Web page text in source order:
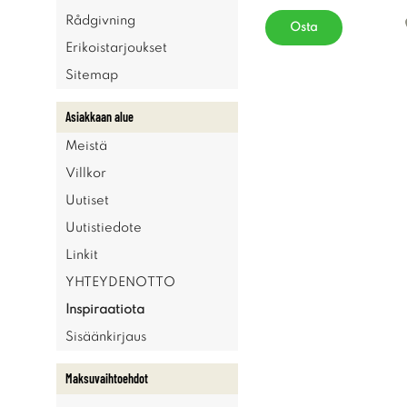
Rådgivning
Erikoistarjoukset
Sitemap
Asiakkaan alue
Meistä
Villkor
Uutiset
Uutistiedote
Linkit
YHTEYDENOTTO
Inspiraatiota
Sisäänkirjaus
Maksuvaihtoehdot
Osta